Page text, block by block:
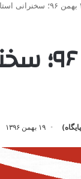
۲۰
۱۹ بهمن ۱۳۹۶